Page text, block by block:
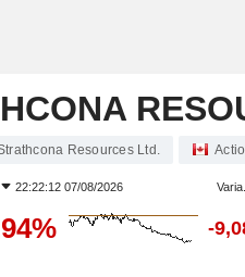
Resources Ltd.
22:22:12 07/08/2026
-